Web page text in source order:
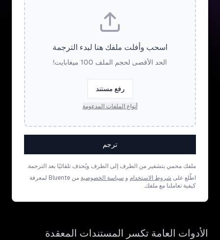
اسحب وأفلت ملفك هنا لبدء الترجمة
الحد الأقصى لحجم الملف 100 ميغابايت!
رفع مستند
أنواع الملفات المدعومة
ترجم
ملفك محمي بتشفير من الطرف إلى الطرف ويُحذف تلقائيًا بعد الترجمة.
اطّلع على شروط الاستخدام و سياسة الخصوصية
من Bluente لمعرفة
كيفية تعاملنا مع ملفك.
الأدوات العامة تكسر المستندات المعقدة